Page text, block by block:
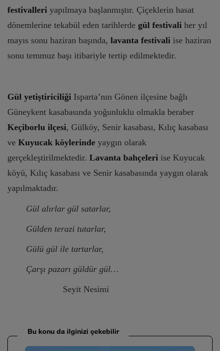
festivalleri yapılmaya başlanmıştır. Çiçeklerin hasat
dönemlerine tekabül eden tarihlerde gül festivali her yıl
mayıs sonu haziran başında, lavanta festivali ise haziran
sonu temmuz başı itibariyle tertip edilmektedir.
Gül yetiştiriciliği Isparta’nın Gönen ilçesine bağlı
Güneykent kasabasında yoğunluklu olmakla beraber
Keçiborlu ilçesi, Gülköy, Senir kasabası, Kılıç kasabası
ve Kuyucak köylerinde yaygın olarak
gerçekleştirilmektedir. Lavanta bahçeleri ise Kuyucak
köyü, Kılıç kasabası ve Senir kasabasında yaygın olarak
yapılmaktadır.
Gül alırlar gül satarlar,
Gülden terazi tutarlar,
Gülü gül ile tartarlar,
Çarşı pazarı güldür gül…
Seyit Nesimi
Bu konu da ilginizi çekebilir